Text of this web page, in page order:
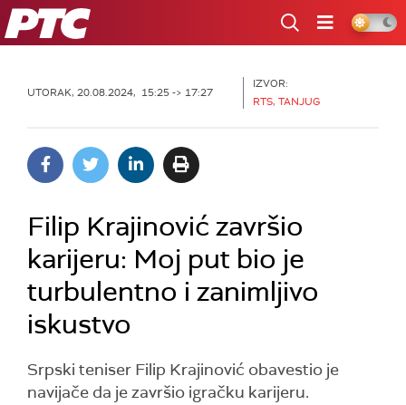
RTS
UTORAK, 20.08.2024, 15:25 -> 17:27
IZVOR:
RTS, TANJUG
Filip Krajinović završio
karijeru: Moj put bio je
turbulentno i zanimljivo
iskustvo
Srpski teniser Filip Krajinović obavestio je
navijače da je završio igračku karijeru.